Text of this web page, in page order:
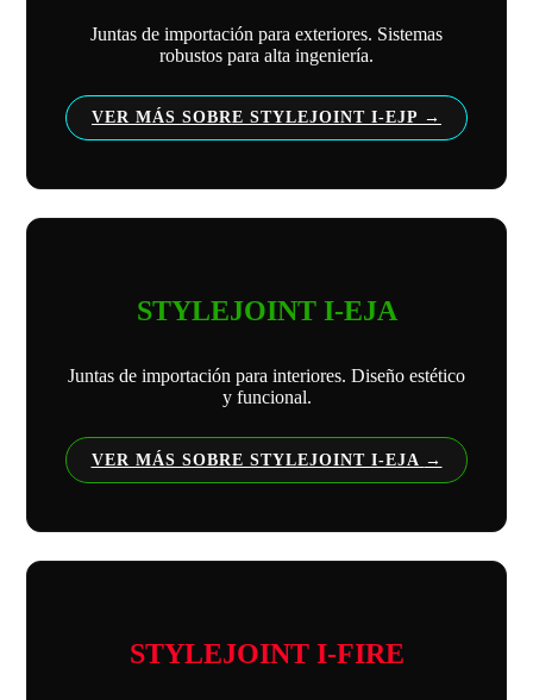
Juntas de importación para exteriores. Sistemas
robustos para alta ingeniería.
VER MÁS SOBRE STYLEJOINT I-EJP
STYLEJOINT I-EJA
Juntas de importación para interiores. Diseño estético
y funcional.
VER MÁS SOBRE STYLEJOINT I-EJA
STYLEJOINT I-FIRE